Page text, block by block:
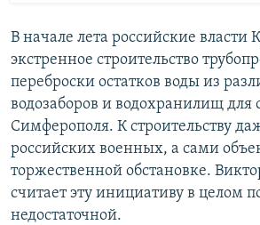
В начале лета российские
экстренное строительство
переброски остатков воды из
водозаборов и водохранилищ для
Симферополя. К строительству
российских военных, а сами
торжественной обстановке.
считает эту инициативу в целом
недостаточной.